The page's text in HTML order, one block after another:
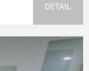
DETAIL